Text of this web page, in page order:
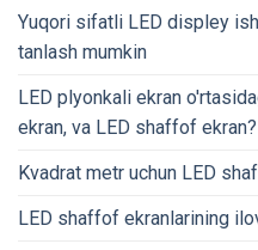
Yuqori sifatli LED displey
tanlash mumkin
LED plyonkali ekran
ekran, va LED shaffof ekran?
Kvadrat metr uchun LED
LED shaffof ekranlarining